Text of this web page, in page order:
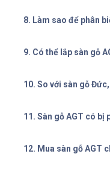
8. Làm sao để phân
9. Có thể lắp sàn gỗ
10. So với sàn gỗ
11. Sàn gỗ AGT có bị
12. Mua sàn gỗ AGT